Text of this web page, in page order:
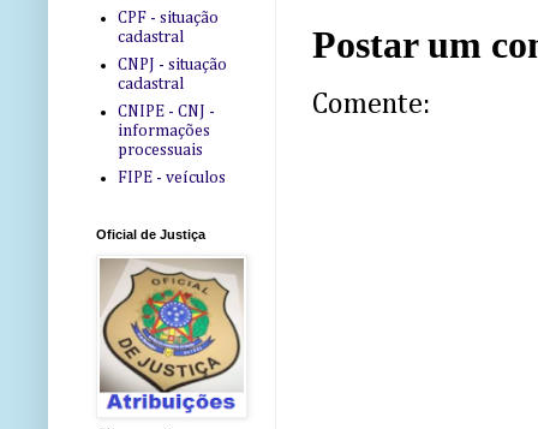
Postar um
Comente:
CPF - situação
cadastral
CNPJ - situação
cadastral
CNIPE - CNJ -
informações
processuais
FIPE - veículos
Oficial de Justiça